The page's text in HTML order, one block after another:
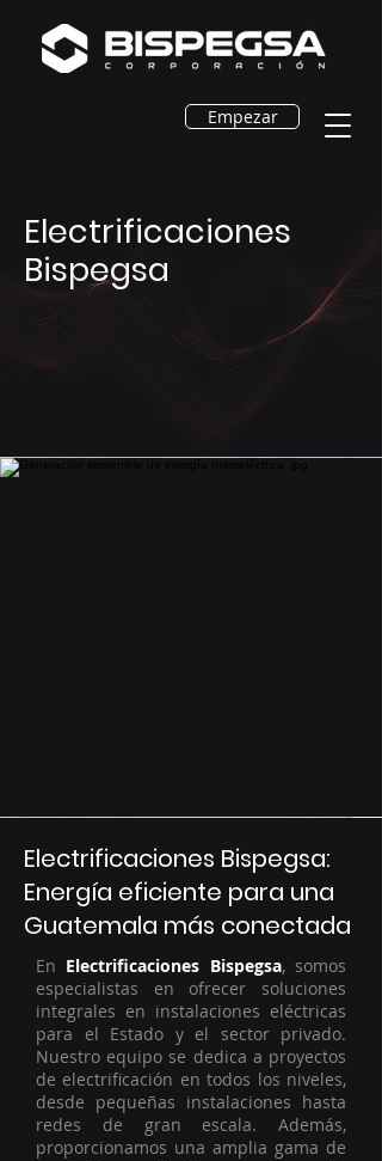
Empezar
Electrificaciones
Bispegsa
Electrificaciones Bispegsa:
Energía eficiente para una
Guatemala más conectada
En Electrificaciones Bispegsa, somos
especialistas en ofrecer soluciones
integrales en instalaciones eléctricas
para el Estado y el sector privado.
Nuestro equipo se dedica a proyectos
de electrificación en todos los niveles,
desde pequeñas instalaciones hasta
redes de gran escala. Además,
proporcionamos una amplia gama de